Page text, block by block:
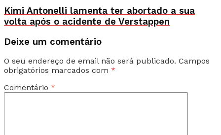
Kimi Antonelli lamenta ter abortado a sua
volta após o acidente de Verstappen
Deixe um comentário
O seu endereço de email não será publicado. Campos
obrigatórios marcados com *
Comentário *